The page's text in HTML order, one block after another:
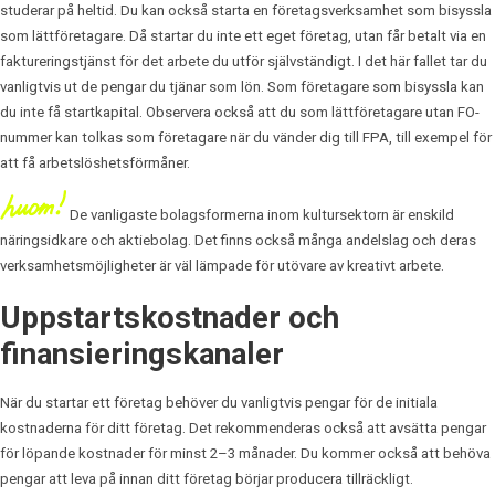
studerar på heltid. Du kan också starta en företagsverksamhet som bisyssla
som lättföretagare. Då startar du inte ett eget företag, utan får betalt via en
faktureringstjänst för det arbete du utför självständigt. I det här fallet tar du
vanligtvis ut de pengar du tjänar som lön. Som företagare som bisyssla kan
du inte få startkapital. Observera också att du som lättföretagare utan FO-
nummer kan tolkas som företagare när du vänder dig till FPA, till exempel för
att få arbetslöshetsförmåner.
De vanligaste bolagsformerna inom kultursektorn är enskild
näringsidkare och aktiebolag. Det finns också många andelslag och deras
verksamhetsmöjligheter är väl lämpade för utövare av kreativt arbete.
Uppstartskostnader och
finansieringskanaler
När du startar ett företag behöver du vanligtvis pengar för de initiala
kostnaderna för ditt företag. Det rekommenderas också att avsätta pengar
för löpande kostnader för minst 2–3 månader. Du kommer också att behöva
pengar att leva på innan ditt företag börjar producera tillräckligt.